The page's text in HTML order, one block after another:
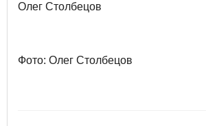
Олег Столбецов
Фото: Олег Столбецов